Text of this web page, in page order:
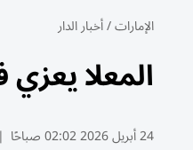
الإمارات/أخبار الدار
المعلا
24 أبريل 2026 02:02 صباحًا |